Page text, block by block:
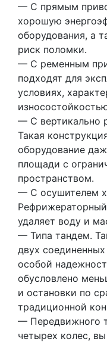
— С прямым
хорошую
оборудования, а
риск поломки.
— С ременным
подходят для
условиях,
— С вертикально
Такая
оборудование
площади с
пространством.
— С осушителем
удаляет воду и
— Типа тандем.
двух
особой
обусловлено
и остановки по
традиционной
— Передвижного
четырех колес,